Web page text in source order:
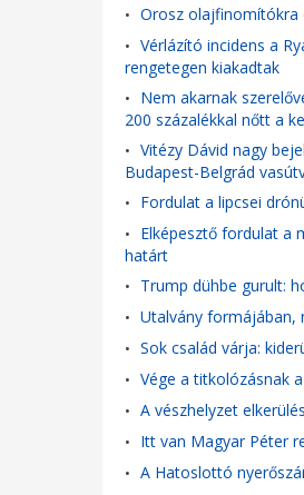
• Orosz olajfinomítókra
• Vérlázító incidens a
rengetegen kiakadtak
• Nem akarnak
200 százalékkal nőtt a
• Vitézy Dávid nagy
Budapest-Belgrád
• Fordulat a lipcsei
• Elképesztő fordulat a
határt
• Trump dühbe gurult:
• Utalvány formájában,
• Sok család várja:
• Vége a titkolózásnak
• A vészhelyzet
• Itt van Magyar Péter
• A Hatoslottó